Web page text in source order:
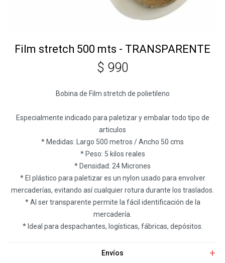
Film stretch 500 mts - TRANSPARENTE
$ 990
Bobina de Film stretch de polietileno
Especialmente indicado para paletizar y embalar todo tipo de
articulos
* Medidas: Largo 500 metros / Ancho 50 cms
* Peso: 5 kilos reales
* Densidad: 24 Micrones
* El plástico para paletizar es un nylon usado para envolver
mercaderías, evitando así cualquier rotura durante los traslados.
* Al ser transparente permite la fácil identificación de la
mercadería.
* Ideal para despachantes, logísticas, fábricas, depósitos.
Envíos